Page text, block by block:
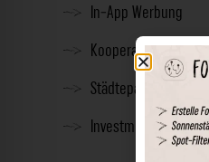
In-App Werbung
Kooperationen
Städtepartnerschaft
Investment & Presse